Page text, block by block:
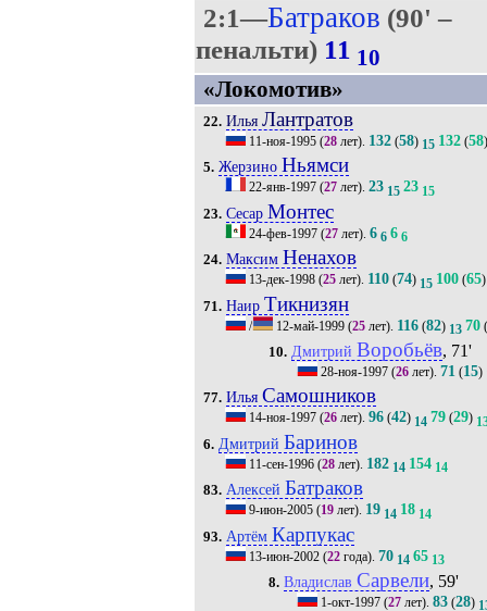
2:1—Батраков (90' –
пенальти) 11 10
«Локомотив»
22. Илья Лантратов
11-ноя-1995(28лет). 132(58) 15 132(58)
5. Жерзино Ньямси
22-янв-1997(27лет). 23 15 23 15
23. Сесар Монтес
24-фев-1997(27лет). 6 6 6 6
24. Максим Ненахов
13-дек-1998(25лет). 110(74) 15 100(65)
71. Наир Тикнизян
/ 12-май-1999(25лет). 116(82) 13 70(
10. Дмитрий Воробьёв, 71'
28-ноя-1997 (26 лет).71 (15)
77. Илья Самошников
14-ноя-1997(26лет). 96(42) 14 79(29)
6. Дмитрий Баринов
11-сен-1996(28лет). 182 14 154 14
83. Алексей Батраков
9-июн-2005(19лет). 19 14 18 14
93. Артём Карпукас
13-июн-2002(22года). 70 14 65 13
8. Владислав Сарвели, 59'
1-окт-1997 (27 лет).83 (28)